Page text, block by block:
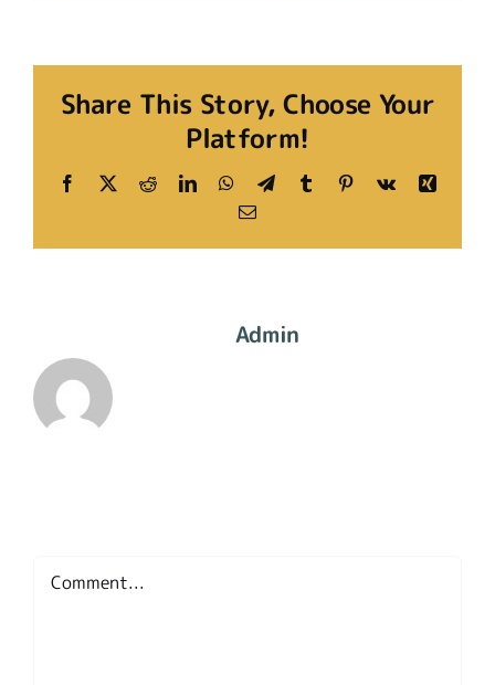
Share This Story, Choose Your
Platform!
Facebook
X RedditLinkedInWhatsApp
TelegramTumblr Pinterest
Vk
Xing
Email
Admin